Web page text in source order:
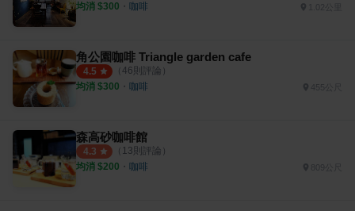
均消 $300 ・ 咖啡
角公園咖啡 Triangle garden cafe
4.5 （ 46則評論）
均消 $300 ・ 咖啡 455公尺
森高砂咖啡館
4.3 （ 13則評論）
均消 $200 ・ 咖啡